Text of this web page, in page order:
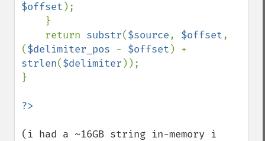
$offset );
    return
substr($source, $offset,
($delimiter_pos - $offset
strlen($delimiter ));
}
(i had a ~16GB string in-memory i